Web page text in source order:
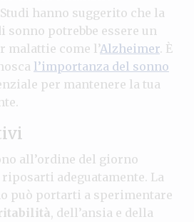
hanno suggerito che la
sonno potrebbe essere un
come l’Alzheimer. È
l’importanza del sonno
per mantenere la tua
all’ordine del giorno
adeguatamente. La
può portarti a sperimentare
, dell’ansia e della